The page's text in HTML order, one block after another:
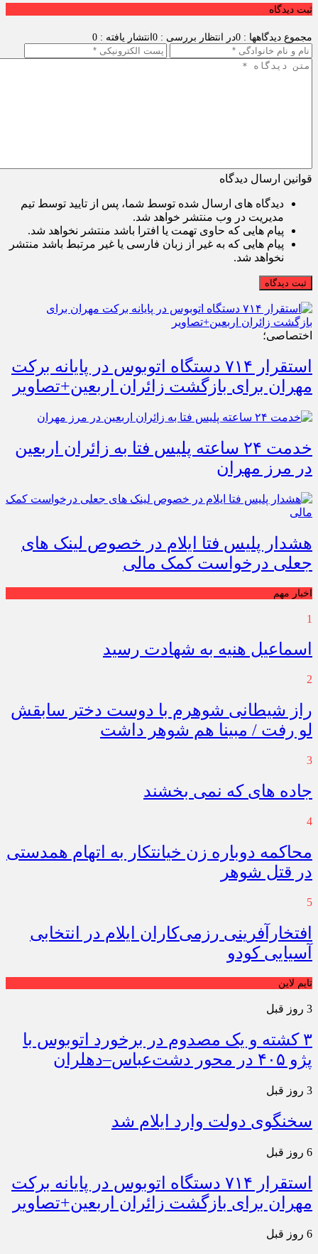
ثبت دیدگاه
مجموع دیدگاهها : 0 در انتظار بررسی : 0 انتشار یافته : 0
قوانین ارسال دیدگاه
دیدگاه های ارسال شده توسط شما، پس از تایید توسط تیم
مدیریت در وب منتشر خواهد شد.
پیام هایی که حاوی تهمت یا افترا باشد منتشر نخواهد شد.
پیام هایی که به غیر از زبان فارسی یا غیر مرتبط باشد منتشر
نخواهد شد.
ثبت دیدگاه
اختصاصی؛
استقرار ۷۱۴ دستگاه اتوبوس در پایانه برکت
مهران برای بازگشت زائران اربعین+تصاویر
خدمت ۲۴ ساعته پلیس فتا به زائران اربعین
در مرز مهران
هشدار پلیس فتا ایلام در خصوص لینک های
جعلی درخواست کمک مالی
اخبار مهم
1
اسماعیل هنیه به شهادت رسید
2
راز شیطانی شوهرم با دوست دختر سابقش
لو رفت / مبینا هم شوهر داشت
3
جاده های که نمی بخشند
4
محاکمه دوباره زن خیانتکار به اتهام همدستی
در قتل شوهر
5
افتخارآفرینی رزمی‌کاران ایلام در انتخابی
آسیایی کودو
تایم لاین
3 روز قبل
۳ کشته و یک مصدوم در برخورد اتوبوس با
پژو ۴۰۵ در محور دشت‌عباس–دهلران
3 روز قبل
سخنگوی دولت وارد ایلام شد
6 روز قبل
استقرار ۷۱۴ دستگاه اتوبوس در پایانه برکت
مهران برای بازگشت زائران اربعین+تصاویر
6 روز قبل